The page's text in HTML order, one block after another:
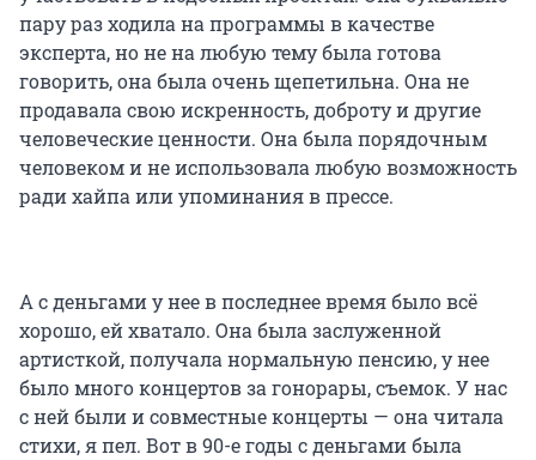
пару раз ходила на программы в качестве
эксперта, но не на любую тему была готова
говорить, она была очень щепетильна. Она не
продавала свою искренность, доброту и другие
человеческие ценности. Она была порядочным
человеком и не использовала любую возможность
ради хайпа или упоминания в прессе.
А с деньгами у нее в последнее время было всё
хорошо, ей хватало. Она была заслуженной
артисткой, получала нормальную пенсию, у нее
было много концертов за гонорары, съемок. У нас
с ней были и совместные концерты — она читала
стихи, я пел. Вот в 90-е годы с деньгами была